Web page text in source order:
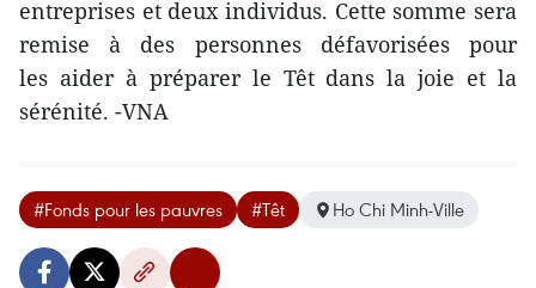
entreprises et deux individus. Cette somme sera
remise à des personnes défavorisées pour
les aider à préparer le Têt dans la joie et la
sérénité. -VNA
#Fonds pour les pauvres #Têt Ho Chi Minh-Ville